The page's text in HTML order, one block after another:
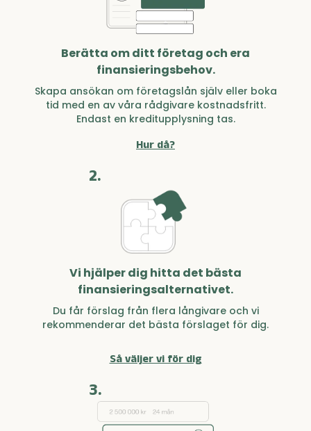
Berätta om ditt företag och era
finansieringsbehov.
Skapa ansökan om företagslån själv eller boka
tid med en av våra rådgivare kostnadsfritt.
Endast en kreditupplysning tas.
Hur då?
2.
Vi hjälper dig hitta det bästa
finansieringsalternativet.
Du får förslag från flera långivare och vi
rekommenderar det bästa förslaget för dig.
Så väljer vi för dig
3.